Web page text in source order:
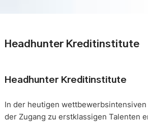
Headhunter Kreditinstitute
Headhunter Kreditinstitute
In der heutigen
der Zugang zu erstklassigen Talenten